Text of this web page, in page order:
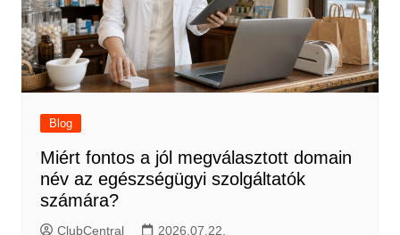
Blog
Miért fontos a jól megválasztott domain
név az egészségügyi szolgáltatók
számára?
ClubCentral 2026.07.22.